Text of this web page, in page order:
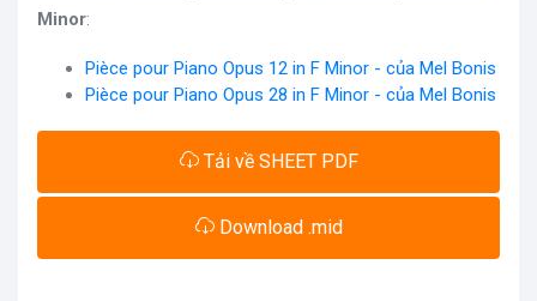
Minor:
Pièce pour Piano Opus 12 in F Minor - của Mel Bonis
Pièce pour Piano Opus 28 in F Minor - của Mel Bonis
Tải về SHEET PDF
Download .mid